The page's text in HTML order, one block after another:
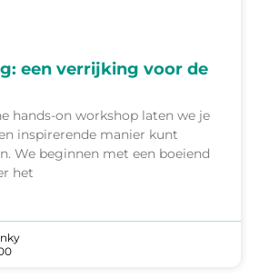
een verrijking voor de
hands-on workshop laten we je
inspirerende manier kunt
We beginnen met een boeiend
het